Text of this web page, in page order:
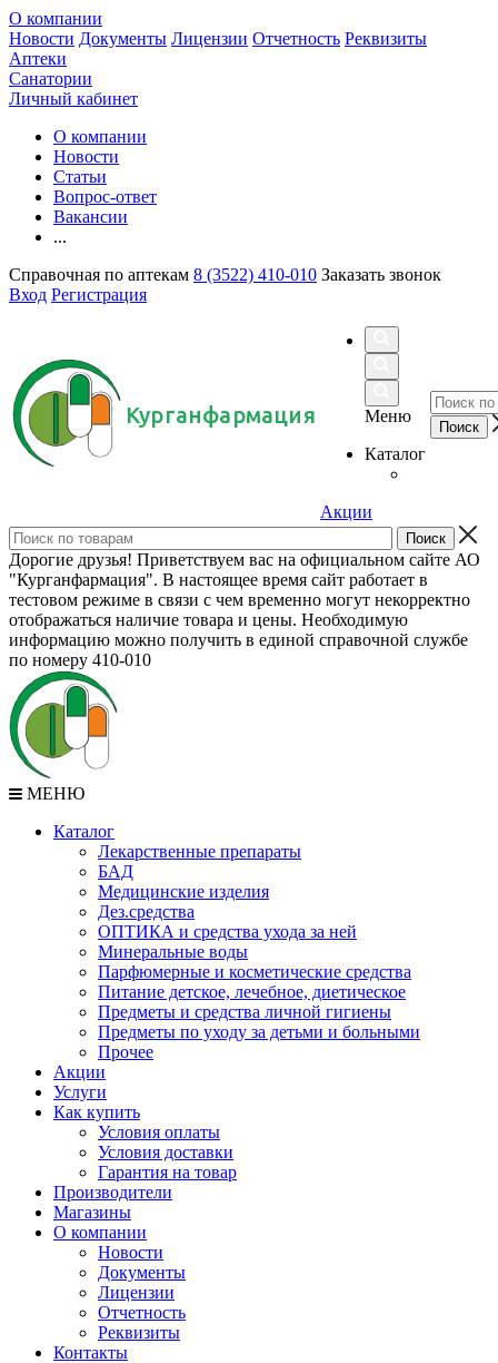
О компании
Новости Документы Лицензии Отчетность Реквизиты
Аптеки
Санатории
Личный кабинет
О компании
Новости
Статьи
Вопрос-ответ
Вакансии
...
Справочная по аптекам 8 (3522) 410-010 Заказать звонок
Вход Регистрация
Курганфармация
Меню
Каталог
Акции
Дорогие друзья! Приветствуем вас на официальном сайте АО
"Курганфармация". В настоящее время сайт работает в
тестовом режиме в связи с чем временно могут некорректно
отображаться наличие товара и цены. Необходимую
информацию можно получить в единой справочной службе
по номеру 410-010
МЕНЮ
Каталог
Лекарственные препараты
БАД
Медицинские изделия
Дез.средства
ОПТИКА и средства ухода за ней
Минеральные воды
Парфюмерные и косметические средства
Питание детское, лечебное, диетическое
Предметы и средства личной гигиены
Предметы по уходу за детьми и больными
Прочее
Акции
Услуги
Как купить
Условия оплаты
Условия доставки
Гарантия на товар
Производители
Магазины
О компании
Новости
Документы
Лицензии
Отчетность
Реквизиты
Контакты